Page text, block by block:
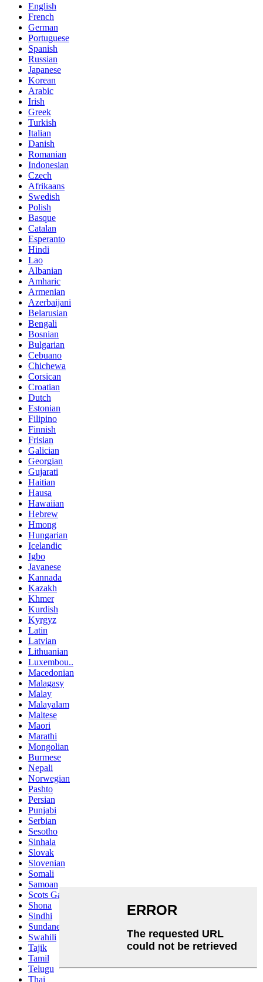
English
French
German
Portuguese
Spanish
Russian
Japanese
Korean
Arabic
Irish
Greek
Turkish
Italian
Danish
Romanian
Indonesian
Czech
Afrikaans
Swedish
Polish
Basque
Catalan
Esperanto
Hindi
Lao
Albanian
Amharic
Armenian
Azerbaijani
Belarusian
Bengali
Bosnian
Bulgarian
Cebuano
Chichewa
Corsican
Croatian
Dutch
Estonian
Filipino
Finnish
Frisian
Galician
Georgian
Gujarati
Haitian
Hausa
Hawaiian
Hebrew
Hmong
Hungarian
Icelandic
Igbo
Javanese
Kannada
Kazakh
Khmer
Kurdish
Kyrgyz
Latin
Latvian
Lithuanian
Luxembou..
Macedonian
Malagasy
Malay
Malayalam
Maltese
Maori
Marathi
Mongolian
Burmese
Nepali
Norwegian
Pashto
Persian
Punjabi
Serbian
Sesotho
Sinhala
Slovak
Slovenian
Somali
Samoan
Scots Gaelic
Shona
Sindhi
Sundanese
Swahili
Tajik
Tamil
Telugu
Thai